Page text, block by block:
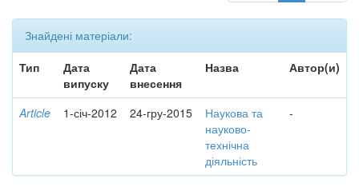
Знайдені матеріали:
Тип
Дата
випуску
Дата
внесення
Назва Автор(и)
Article 1-січ-2012 24-гру-2015
Наукова та
науково-
технічна
діяльність
-